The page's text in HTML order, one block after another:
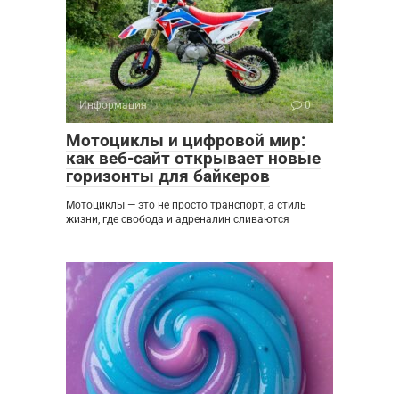
Информация 0
Мотоциклы и цифровой мир:
как веб-сайт открывает новые
горизонты для байкеров
Мотоциклы — это не просто транспорт, а стиль
жизни, где свобода и адреналин сливаются